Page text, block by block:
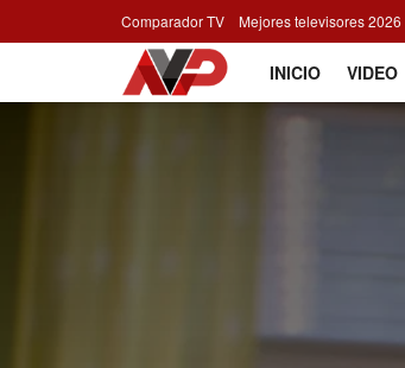
Comparador TV Mejores televisores 2026
INICIO VIDEO